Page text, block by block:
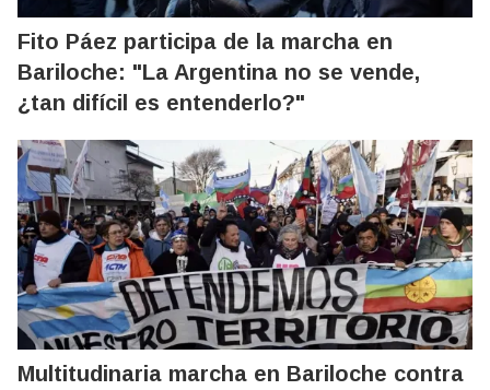
Fito Páez participa de la marcha en
Bariloche: "La Argentina no se vende,
¿tan difícil es entenderlo?"
Multitudinaria marcha en Bariloche contra